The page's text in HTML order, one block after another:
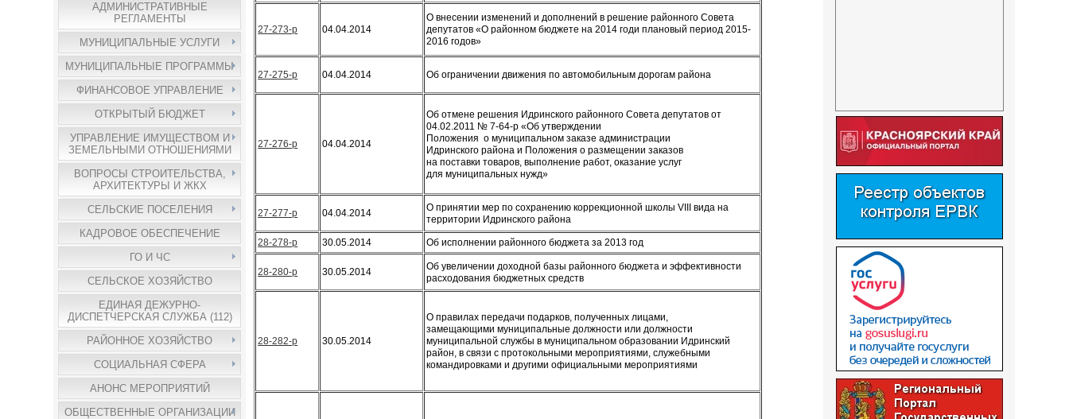
АДМИНИСТРАТИВНЫЕ
РЕГЛАМЕНТЫ
МУНИЦИПАЛЬНЫЕ УСЛУГИ
МУНИЦИПАЛЬНЫЕ ПРОГРАММЫ
ФИНАНСОВОЕ УПРАВЛЕНИЕ
ОТКРЫТЫЙ БЮДЖЕТ
УПРАВЛЕНИЕ ИМУЩЕСТВОМ И
ЗЕМЕЛЬНЫМИ ОТНОШЕНИЯМИ
ВОПРОСЫ СТРОИТЕЛЬСТВА,
АРХИТЕКТУРЫ И ЖКХ
СЕЛЬСКИЕ ПОСЕЛЕНИЯ
КАДРОВОЕ ОБЕСПЕЧЕНИЕ
ГО И ЧС
СЕЛЬСКОЕ ХОЗЯЙСТВО
ЕДИНАЯ ДЕЖУРНО-
ДИСПЕТЧЕРСКАЯ СЛУЖБА (112)
РАЙОННОЕ ХОЗЯЙСТВО
СОЦИАЛЬНАЯ СФЕРА
АНОНС МЕРОПРИЯТИЙ
ОБЩЕСТВЕННЫЕ ОРГАНИЗАЦИИ
27-273-р 04.04.2014
О внесении изменений и дополнений в решение районного Совета
депутатов «О районном бюджете на 2014 годи плановый период 2015-
2016 годов»
27-275-р 04.04.2014 Об ограничении движения по автомобильным дорогам района
27-276-р 04.04.2014
Об отмене решения Идринского районного Совета депутатов от
04.02.2011 № 7-64-р «Об утверждении
Положения о муниципальном заказе администрации
Идринского района и Положения о размещении заказов
на поставки товаров, выполнение работ, оказание услуг
для муниципальных нужд»
27-277-р 04.04.2014
О принятии мер по сохранению коррекционной школы VIII вида на
территории Идринского района
28-278-р 30.05.2014 Об исполнении районного бюджета за 2013 год
28-280-р 30.05.2014
Об увеличении доходной базы районного бюджета и эффективности
расходования бюджетных средств
28-282-р 30.05.2014
О правилах передачи подарков, полученных лицами,
замещающими муниципальные должности или должности
муниципальной службы в муниципальном образовании Идринский
район, в связи с протокольными мероприятиями, служебными
командировками и другими официальными мероприятиями